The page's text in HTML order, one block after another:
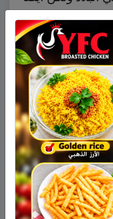
ولاية جيروم
حكام
الاحتياطي الفدرالي الأميركي منذ العام 2012
31 كانون الثاني/يناير
في وزارة
ظل ادارة